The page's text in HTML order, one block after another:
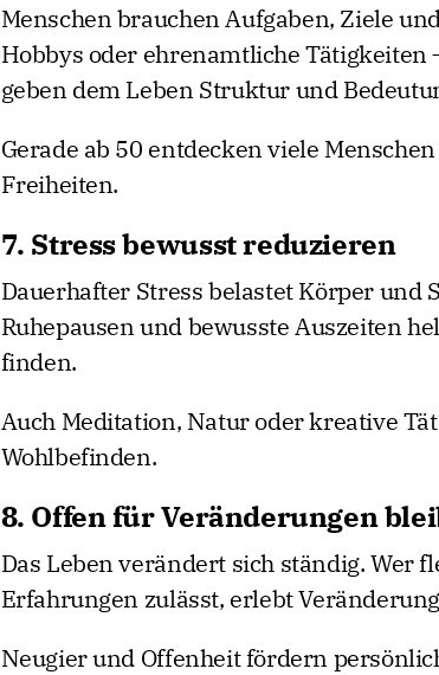
Menschen brauchen Aufgaben, Ziele
Hobbys oder ehrenamtliche Tätigkeiten
geben dem Leben Struktur und
Gerade ab 50 entdecken viele
Freiheiten.
7. Stress bewusst reduzieren
Dauerhafter Stress belastet Körper und
Ruhepausen und bewusste Auszeiten
finden.
Auch Meditation, Natur oder kreative
Wohlbefinden.
8. Offen für Veränderungen
Das Leben verändert sich ständig. Wer
Erfahrungen zulässt, erlebt
Neugier und Offenheit fördern